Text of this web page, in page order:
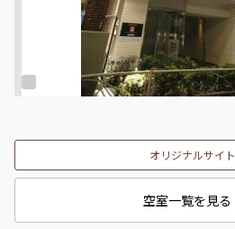
オリジナルサイト
空室一覧を見る